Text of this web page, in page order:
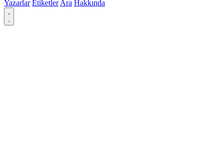
Yazarlar Etiketler Ara Hakkında